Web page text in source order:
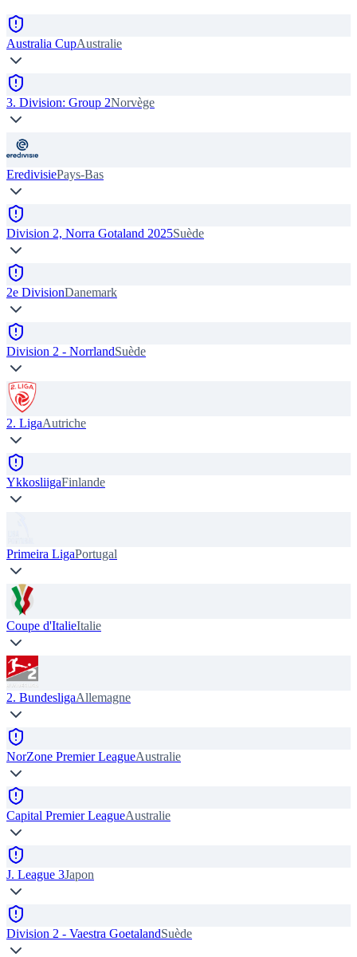
Australia CupAustralie
3. Division: Group 2Norvège
EredivisiePays-Bas
Division 2, Norra Gotaland 2025Suède
2e DivisionDanemark
Division 2 - NorrlandSuède
2. LigaAutriche
YkkosliigaFinlande
Primeira LigaPortugal
Coupe d'ItalieItalie
2. BundesligaAllemagne
NorZone Premier LeagueAustralie
Capital Premier LeagueAustralie
J. League 3Japon
Division 2 - Vaestra GoetalandSuède